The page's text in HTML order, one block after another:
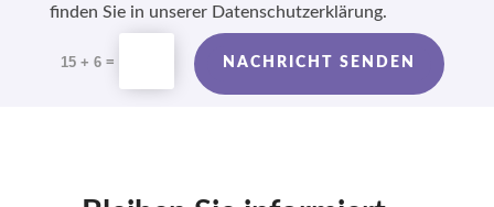
finden Sie in unserer Datenschutzerklärung.
15 + 6 = NACHRICHT SENDEN